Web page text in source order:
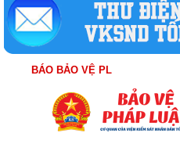
BÁO BẢO VỆ PL